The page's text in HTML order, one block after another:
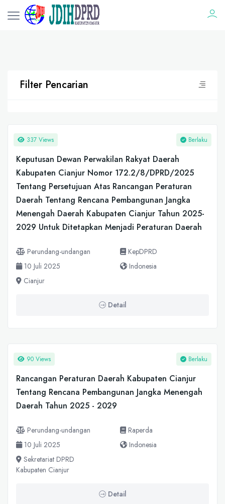
Filter Pencarian
337 Views Berlaku
Keputusan Dewan Perwakilan Rakyat Daerah
Kabupaten Cianjur Nomor 172.2/8/DPRD/2025
Tentang Persetujuan Atas Rancangan Peraturan
Daerah Tentang Rencana Pembangunan Jangka
Menengah Daerah Kabupaten Cianjur Tahun 2025-
2029 Untuk Ditetapkan Menjadi Peraturan Daerah
Perundang-undangan
KepDPRD
10 Juli 2025
Indonesia
Cianjur
Detail
90 Views Berlaku
Rancangan Peraturan Daerah Kabupaten Cianjur
Tentang Rencana Pembangunan Jangka Menengah
Daerah Tahun 2025 - 2029
Perundang-undangan
Raperda
10 Juli 2025
Indonesia
Sekretariat DPRD
Kabupaten Cianjur
Detail